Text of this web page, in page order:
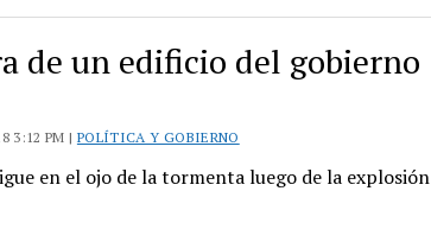
de un edificio del gobierno
3:12 PM | POLÍTICA Y GOBIERNO
en el ojo de la tormenta luego de la explosión